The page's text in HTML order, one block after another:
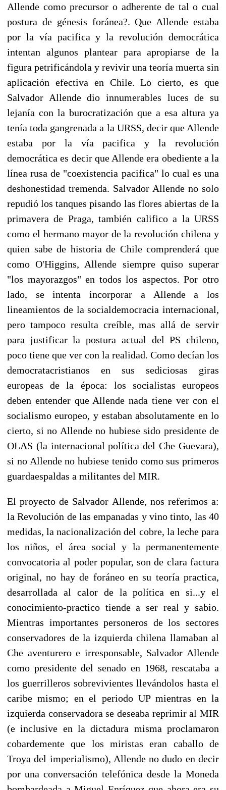
Allende como precursor o adherente de tal o cual
postura de génesis foránea?. Que Allende estaba
por la vía pacifica y la revolución democrática
intentan algunos plantear para apropiarse de la
figura petrificándola y revivir una teoría muerta sin
aplicación efectiva en Chile. Lo cierto, es que
Salvador Allende dio innumerables luces de su
lejanía con la burocratización que a esa altura ya
tenía toda gangrenada a la URSS, decir que Allende
estaba por la vía pacifica y la revolución
democrática es decir que Allende era obediente a la
línea rusa de "coexistencia pacifica" lo cual es una
deshonestidad tremenda. Salvador Allende no solo
repudió los tanques pisando las flores abiertas de la
primavera de Praga, también califico a la URSS
como el hermano mayor de la revolución chilena y
quien sabe de historia de Chile comprenderá que
como O'Higgins, Allende siempre quiso superar
"los mayorazgos" en todos los aspectos. Por otro
lado, se intenta incorporar a Allende a los
lineamientos de la socialdemocracia internacional,
pero tampoco resulta creíble, mas allá de servir
para justificar la postura actual del PS chileno,
poco tiene que ver con la realidad. Como decían los
democratacristianos en sus sediciosas giras
europeas de la época: los socialistas europeos
deben entender que Allende nada tiene ver con el
socialismo europeo, y estaban absolutamente en lo
cierto, si no Allende no hubiese sido presidente de
OLAS (la internacional política del Che Guevara),
si no Allende no hubiese tenido como sus primeros
guardaespaldas a militantes del MIR.
El proyecto de Salvador Allende, nos referimos a:
la Revolución de las empanadas y vino tinto, las 40
medidas, la nacionalización del cobre, la leche para
los niños, el área social y la permanentemente
convocatoria al poder popular, son de clara factura
original, no hay de foráneo en su teoría practica,
desarrollada al calor de la política en si...y el
conocimiento-practico tiende a ser real y sabio.
Mientras importantes personeros de los sectores
conservadores de la izquierda chilena llamaban al
Che aventurero e irresponsable, Salvador Allende
como presidente del senado en 1968, rescataba a
los guerrilleros sobrevivientes llevándolos hasta el
caribe mismo; en el periodo UP mientras en la
izquierda conservadora se deseaba reprimir al MIR
(e inclusive en la dictadura misma proclamaron
cobardemente que los miristas eran caballo de
Troya del imperialismo), Allende no dudo en decir
por una conversación telefónica desde la Moneda